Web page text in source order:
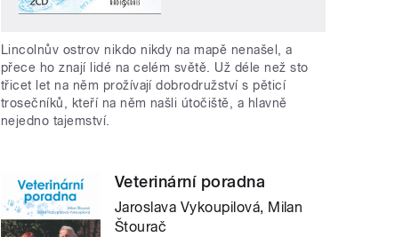
Lincolnův ostrov nikdo nikdy na mapě nenašel, a
přece ho znají lidé na celém světě. Už déle než sto
třicet let na něm prožívají dobrodružství s pěticí
trosečníků, kteří na něm našli útočiště, a hlavně
nejedno tajemství.
Veterinární poradna
Jaroslava Vykoupilová, Milan
Štourač